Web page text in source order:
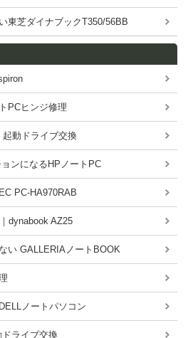
東芝ダイナブックT350/56BB
PCヒンジ修理
動ドライブ交換
ンになるHPノートPC
PC-HA970RAB
dynabook AZ25
い GALLERIAノートBOOK
ノートパソコン
ライブ交換